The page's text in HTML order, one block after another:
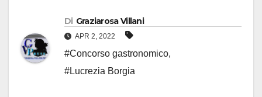
Di Graziarosa Villani
APR 2, 2022
#Concorso gastronomico,
#Lucrezia Borgia